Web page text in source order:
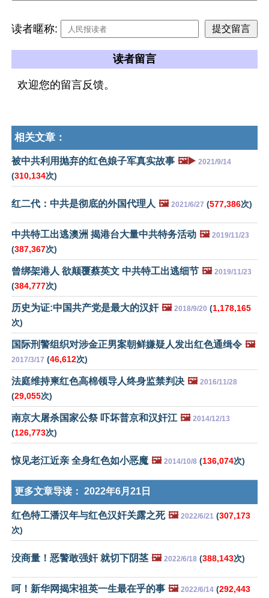
读者暱称:
读者留言
欢迎您的留言反馈。
相关文章：
被中共利用抛弃的红色娘子军真实故事 🖼️▶️ 2021/9/14
(310,134次)
红二代：中共是彻底的外国代理人 🖼️ 2021/6/27 (577,386次)
中共特工出逃澳洲 揭港台大量中共特务活动 🖼️ 2019/11/23
(387,367次)
曾绑架港人 欲颠覆蔡英文 中共特工出逃细节 🖼️ 2019/11/23
(384,777次)
历史为证:中国共产党是最大的汉奸 🖼️ 2018/9/20 (1,178,165
次)
国际刑警组织对涉金正男案朝鲜嫌疑人发出红色通缉令 🖼️
2017/3/17 (46,612次)
法庭维持柬红色高棉领导人终身监禁判决 🖼️ 2016/11/28
(29,055次)
南京大屠杀国家公祭 吓坏普京和汉奸江 🖼️ 2014/12/13
(126,773次)
惊见老江近亲 全身红色如小恶魔 🖼️ 2014/10/8 (136,074次)
更多文章导读： 2022年6月21日
红色特工潘汉年与红色汉奸关露之死 🖼️ 2022/6/21 (307,173
次)
没商量！恶警敢强奸 就切下阴茎 🖼️ 2022/6/18 (388,143次)
呵！新华网揭宋祖英一生最在乎的事 🖼️ 2022/6/14 (292,443